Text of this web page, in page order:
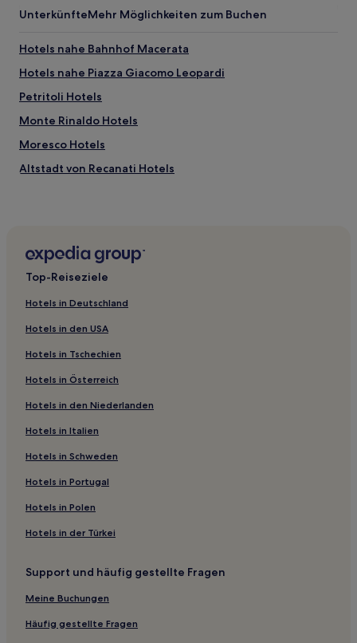
UnterkünfteMehr Möglichkeiten zum Buchen
Hotels nahe Bahnhof Macerata
Hotels nahe Piazza Giacomo Leopardi
Petritoli Hotels
Monte Rinaldo Hotels
Moresco Hotels
Altstadt von Recanati Hotels
Sant'andrea Hotels
Petriolo Hotels
Hotels nahe Palazzo Buonaccorsi
Morrovalle Hotels
Penna San Giovanni Hotels
Direttissima del Conero Hotels
Porto Sant'Elpidio Hotels
Provinz Fermo: Hotels
Camerano Hotels
Sant'andrea Hotels
Monte Vidon Corrado Hotels
Cingoli Hotels
San Pellegrino Hotels
Hotels nahe Osimo Kathedrale
Candia Hotels
Top-Reiseziele
Hotels in Deutschland
Hotels in den USA
Hotels in Tschechien
Hotels in Österreich
Hotels in den Niederlanden
Hotels in Italien
Hotels in Schweden
Hotels in Portugal
Hotels in Polen
Hotels in der Türkei
Support und häufig gestellte Fragen
Meine Buchungen
Häufig gestellte Fragen